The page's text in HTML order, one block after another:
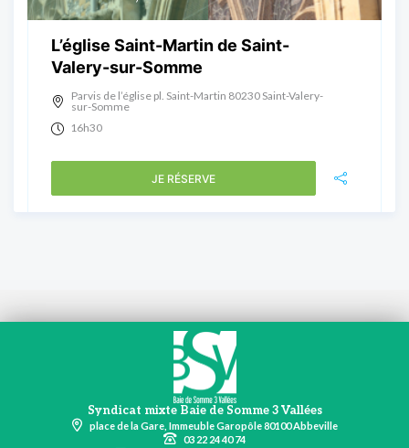
L’église Saint-Martin de Saint-
Valery-sur-Somme
Parvis de l’église pl. Saint-Martin 80230 Saint-Valery-
sur-Somme
16h30
JE RÉSERVE
Syndicat mixte Baie de Somme 3 Vallées
place de la Gare, Immeuble Garopôle 80100 Abbeville
03 22 24 40 74